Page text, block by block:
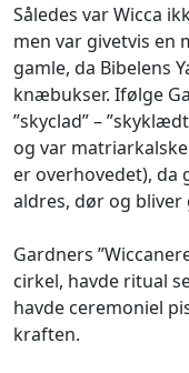
Således var Wicca
men var givetvis en
gamle, da Bibelens
knæbukser. Ifølge
”skyclad” –
og var
er overhovedet), da
aldres, dør og bliver
Gardners
cirkel, havde ritual
havde ceremoniel
kraften.